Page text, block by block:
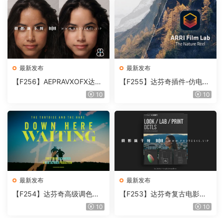
最新发布
【F256】AEPRAVXOFX达芬
奇视频人像磨皮润肤美颜插件
10
最新发布
【F255】达芬奇插件-仿电影
胶片视频调色插件 ARRI Film
10
最新发布
【F254】达芬奇高级调色插
件 Contour V2.2.2 WinMac10
最新发布
【F253】达芬奇复古电影胶
片质感DCTL节点调色预设 M
10